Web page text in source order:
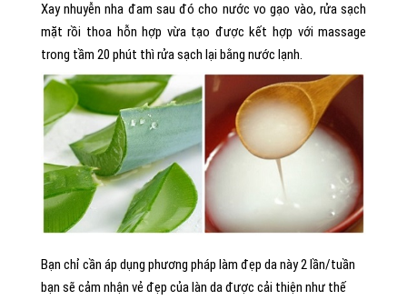
Xay nhuyễn nha đam sau đó cho nước vo gạo vào, rửa sạch
mặt rồi thoa hỗn hợp vừa tạo được kết hợp với massage
trong tầm 20 phút thì rửa sạch lại bằng nước lạnh.
Bạn chỉ cần áp dụng phương pháp làm đẹp da này 2 lần/tuần
bạn sẽ cảm nhận vẻ đẹp của làn da được cải thiện như thế